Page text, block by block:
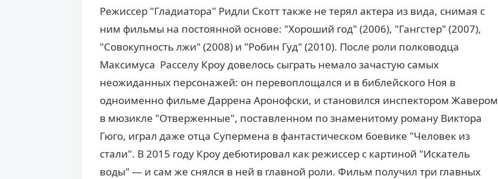
Режиссер "Гладиатора" Ридли Скотт также не терял актера из вида, снимая с
ним фильмы на постоянной основе: "Хороший год" (2006), "Гангстер" (2007),
"Совокупность лжи" (2008) и "Робин Гуд" (2010). После роли полководца
Максимуса Расселу Кроу довелось сыграть немало зачастую самых
неожиданных персонажей: он перевоплощался и в библейского Ноя в
одноименно фильме Даррена Аронофски, и становился инспектором Жавером
в мюзикле "Отверженные", поставленном по знаменитому роману Виктора
Гюго, играл даже отца Супермена в фантастическом боевике "Человек из
стали". В 2015 году Кроу дебютировал как режиссер с картиной "Искатель
воды" — и сам же снялся в ней в главной роли. Фильм получил три главных